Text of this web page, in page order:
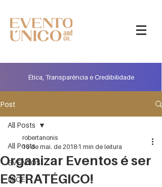
Ética, Transparência e Credibilidade
Post
All Posts
EVENTOS
MICE
All Posts
Organizar Eventos é ser
ESTRATÉGICO!
robertanonis
10 de mai. de 2018 1 min de leitura